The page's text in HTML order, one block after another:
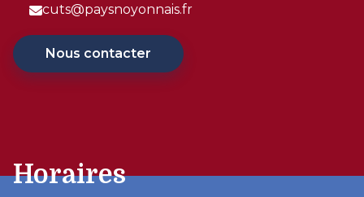
cuts@paysnoyonnais.fr
Nous contacter
Horaires